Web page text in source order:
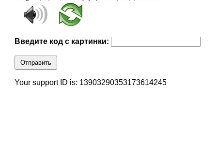
Введите код с картинки:
Отправить
Your support ID is: 13903290353173614245